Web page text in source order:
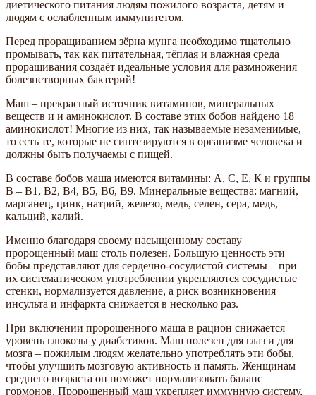
диетического питания людям пожилого возраста, детям и
людям с ослабленным иммунитетом.
Перед проращиванием зёрна мунга необходимо тщательно
промывать, так как питательная, тёплая и влажная среда
проращивания создаёт идеальные условия для размножения
болезнетворных бактерий!
Маш – прекрасный источник витаминов, минеральных
веществ и и аминокислот. В составе этих бобов найдено 18
аминокислот! Многие из них, так называемые незаменимые,
то есть те, которые не синтезируются в организме человека и
должны быть получаемы с пищей.
В составе бобов маша имеются витамины: А, С, Е, К и группы
В – В1, В2, В4, В5, В6, В9. Минеральные вещества: магний,
марганец, цинк, натрий, железо, медь, селен, сера, медь,
кальций, калий.
Именно благодаря своему насыщенному составу
пророщенный маш столь полезен. Большую ценность эти
бобы представляют для сердечно-сосудистой системы – при
их систематическом употреблении укрепляются сосудистые
стенки, нормализуется давление, а риск возникновения
инсульта и инфаркта снижается в несколько раз.
При включении пророщенного маша в рацион снижается
уровень глюкозы у диабетиков. Маш полезен для глаз и для
мозга – пожилым людям желательно употреблять эти бобы,
чтобы улучшить мозговую активность и память. Женщинам
среднего возраста он поможет нормализовать баланс
гормонов. Пророщенный маш укрепляет иммунную систему,